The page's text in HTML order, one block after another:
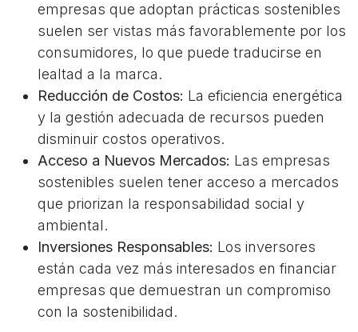
empresas que adoptan prácticas sostenibles
suelen ser vistas más favorablemente por los
consumidores, lo que puede traducirse en
lealtad a la marca.
Reducción de Costos: La eficiencia energética
y la gestión adecuada de recursos pueden
disminuir costos operativos.
Acceso a Nuevos Mercados: Las empresas
sostenibles suelen tener acceso a mercados
que priorizan la responsabilidad social y
ambiental.
Inversiones Responsables: Los inversores
están cada vez más interesados en financiar
empresas que demuestran un compromiso
con la sostenibilidad.